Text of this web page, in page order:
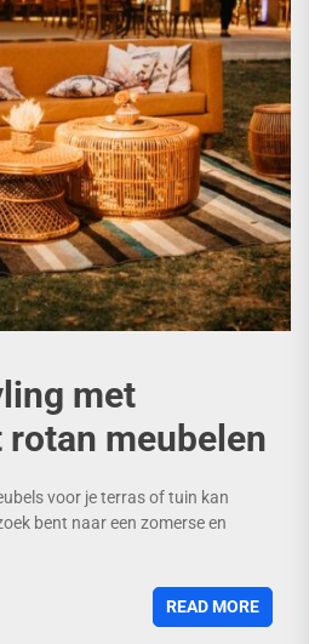
met
meubelen
voor je terras of tuin kan
bent naar een zomerse en
READ MORE